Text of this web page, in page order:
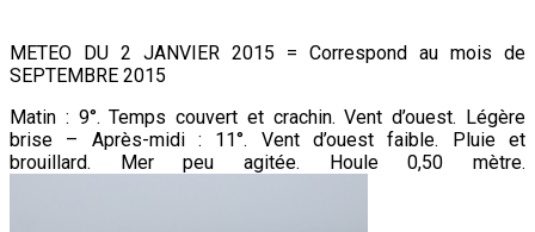
METEO DU 2 JANVIER 2015 = Correspond au mois de
SEPTEMBRE 2015
Matin : 9°. Temps couvert et crachin. Vent d’ouest. Légère
brise – Après-midi : 11°. Vent d’ouest faible. Pluie et
brouillard. Mer peu agitée. Houle 0,50 mètre.